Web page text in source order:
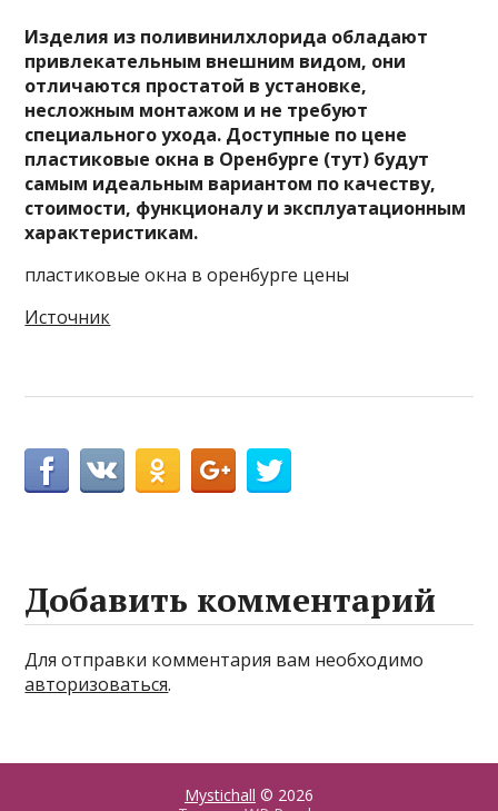
Изделия из поливинилхлорида обладают
привлекательным внешним видом, они
отличаются простатой в установке,
несложным монтажом и не требуют
специального ухода. Доступные по цене
пластиковые окна в Оренбурге (тут) будут
самым идеальным вариантом по качеству,
стоимости, функционалу и эксплуатационным
характеристикам.
пластиковые окна в оренбурге цены
Источник
Добавить комментарий
Для отправки комментария вам необходимо
авторизоваться.
Mystichall © 2026